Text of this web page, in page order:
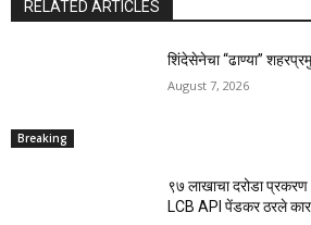
RELATED ARTICLES
Breaking
शिंदेसेनेचा “ढाण्या”
August 7, 2026
९७ लाखाचा दरोडा
LCB API पेंडकर ठरले